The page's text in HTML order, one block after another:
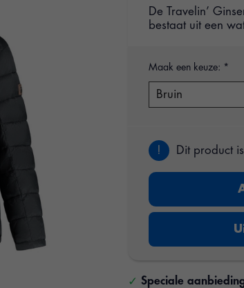
De Travelin’
bestaat uit een
Maak een keuze: *
! Dit product
Speciale